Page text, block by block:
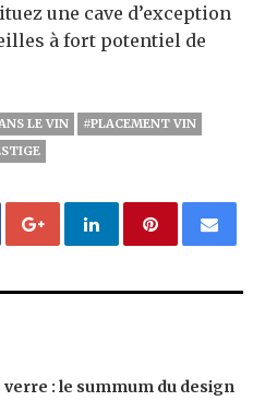
une cave d’exception
à fort potentiel de
LE VIN
#PLACEMENT VIN
: le summum du design